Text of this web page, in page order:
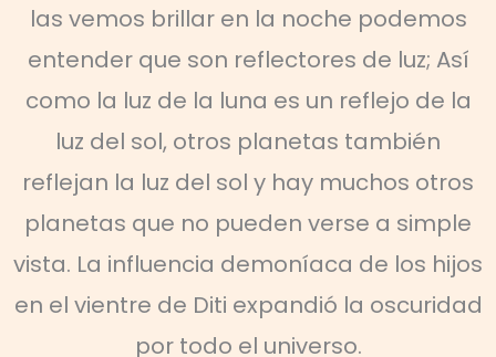
las vemos brillar en la noche podemos
entender que son reflectores de luz; Así
como la luz de la luna es un reflejo de la
luz del sol, otros planetas también
reflejan la luz del sol y hay muchos otros
planetas que no pueden verse a simple
vista. La influencia demoníaca de los hijos
en el vientre de Diti expandió la oscuridad
por todo el universo.